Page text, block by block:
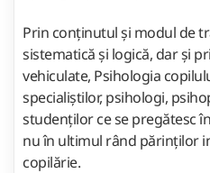
Prin conținutul și modul de
sistematică și logică, dar și
vehiculate, Psihologia
specialiștilor, psihologi,
studenților ce se pregătesc
nu în ultimul rând părinților
copilărie.